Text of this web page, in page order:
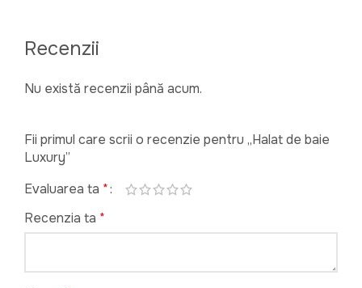
Recenzii
Nu există recenzii până acum.
Fii primul care scrii o recenzie pentru „Halat de baie
Luxury”
Evaluarea ta *
Recenzia ta *